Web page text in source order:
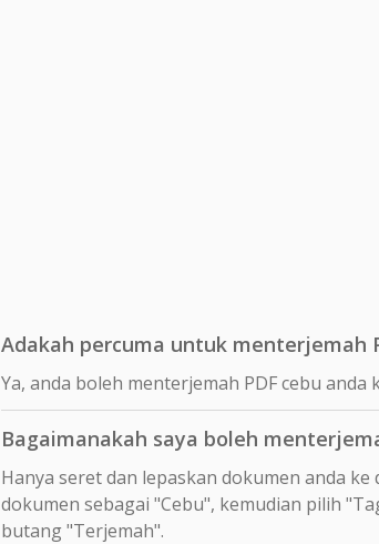
Adakah percuma untuk menterjemah
Ya, anda boleh menterjemah PDF cebu
Bagaimanakah saya boleh
Hanya seret dan lepaskan dokumen anda
dokumen sebagai "Cebu", kemudian pilih
butang "Terjemah".